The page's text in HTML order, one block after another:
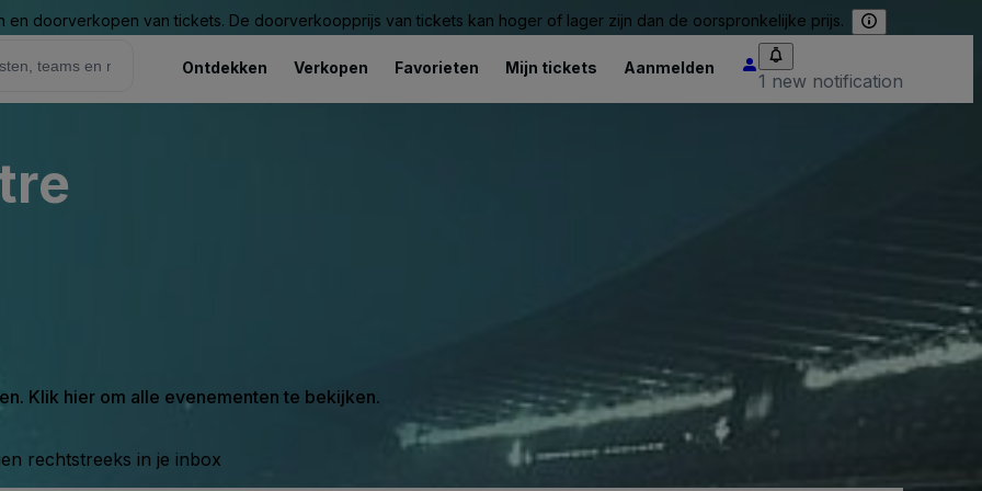
doorverkopen van tickets. De doorverkoopprijs van tickets kan hoger of lager zijn dan de oorspronkelijke prijs.
Ontdekken Verkopen Favorieten Mijn tickets Aanmelden
1 new notification
Klik hier om alle evenementen te bekijken.
rechtstreeks in je inbox